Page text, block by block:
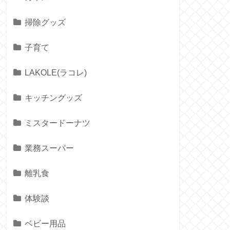
掃除グッズ
子育て
LAKOLE(ラコレ)
キッチングッズ
ミスタードーナツ
業務スーパー
離乳食
体験談
ベビー用品